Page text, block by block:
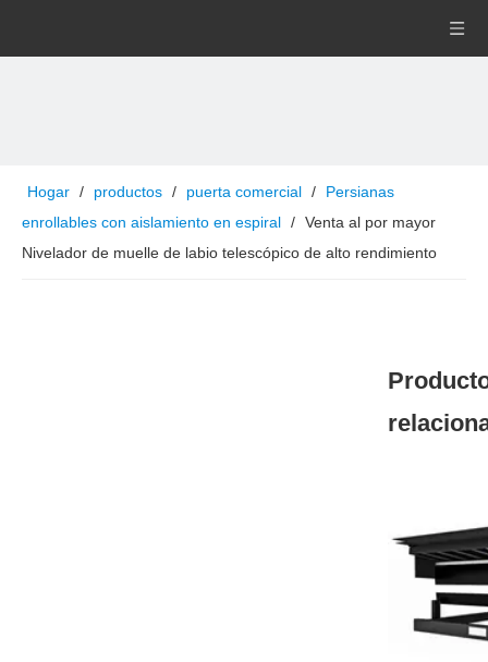
Hogar / productos / puerta comercial /
Persianas
enrollables con aislamiento en espiral / Venta al por mayor
Nivelador de muelle de labio telescópico de alto rendimiento